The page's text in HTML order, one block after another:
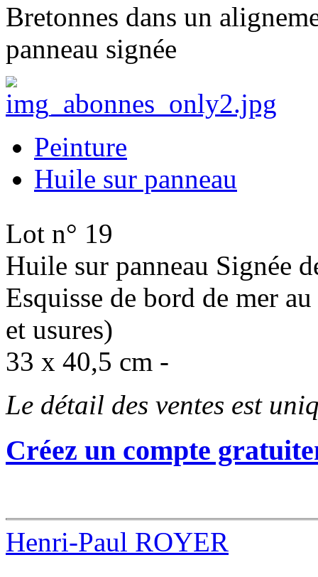
Bretonnes dans un
panneau signée
Peinture
Huile sur panneau
Lot n° 19
Huile sur panneau Signée
Esquisse de bord de mer
et usures)
33 x 40,5 cm -
Le détail des ventes est
Créez un compte
Henri-Paul ROYER